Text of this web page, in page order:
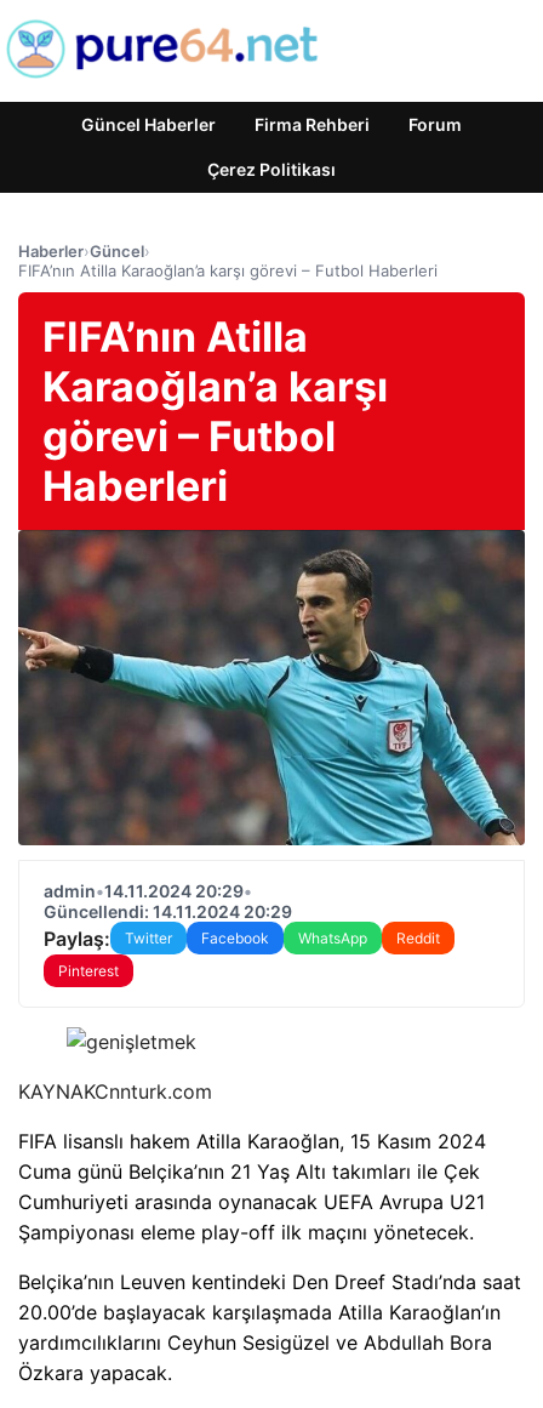
Güncel Haberler Firma Rehberi Forum
Çerez Politikası
Haberler›Güncel›
FIFA’nın Atilla Karaoğlan’a karşı görevi – Futbol Haberleri
FIFA’nın Atilla
Karaoğlan’a karşı
görevi – Futbol
Haberleri
admin•14.11.2024 20:29•
Güncellendi: 14.11.2024 20:29
Paylaş: Twitter Facebook WhatsApp
Reddit
Pinterest
KAYNAKCnnturk.com
FIFA lisanslı hakem Atilla Karaoğlan, 15 Kasım 2024
Cuma günü Belçika’nın 21 Yaş Altı takımları ile Çek
Cumhuriyeti arasında oynanacak UEFA Avrupa U21
Şampiyonası eleme play-off ilk maçını yönetecek.
Belçika’nın Leuven kentindeki Den Dreef Stadı’nda saat
20.00’de başlayacak karşılaşmada Atilla Karaoğlan’ın
yardımcılıklarını Ceyhun Sesigüzel ve Abdullah Bora
Özkara yapacak.